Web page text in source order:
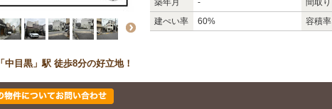
築年月 - 間取り
建ぺい率
60% 容積率
「中目黒」駅 徒歩8分の好立地！